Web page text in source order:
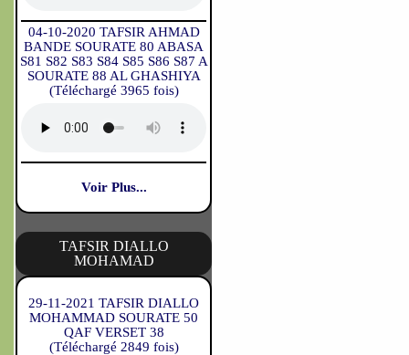
04-10-2020 TAFSIR AHMAD
BANDE SOURATE 80 ABASA
S81 S82 S83 S84 S85 S86 S87 A
SOURATE 88 AL GHASHIYA
(Téléchargé 3965 fois)
Voir Plus...
TAFSIR DIALLO
MOHAMAD
29-11-2021 TAFSIR DIALLO
MOHAMMAD SOURATE 50
QAF VERSET 38
(Téléchargé 2849 fois)